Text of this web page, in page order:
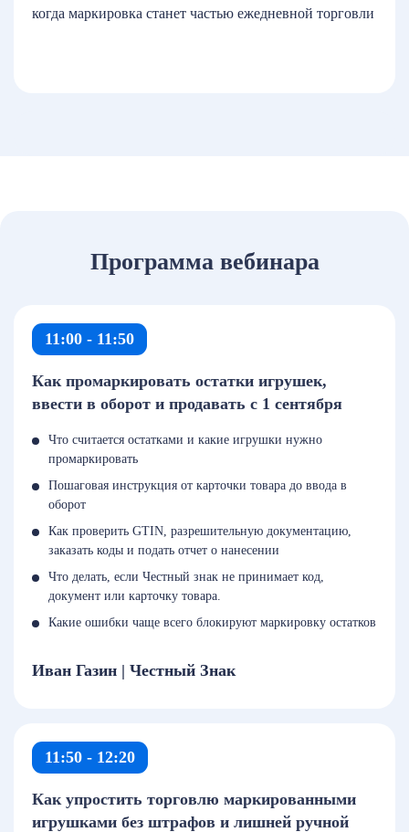
когда маркировка станет частью ежедневной торговли
Программа вебинара
11:00 - 11:50
Как промаркировать остатки игрушек,
ввести в оборот и продавать с 1 сентября
Что считается остатками и какие игрушки нужно
промаркировать
Пошаговая инструкция от карточки товара до ввода в
оборот
Как проверить GTIN, разрешительную документацию,
заказать коды и подать отчет о нанесении
Что делать, если Честный знак не принимает код,
документ или карточку товара.
Какие ошибки чаще всего блокируют маркировку остатков
Иван Газин | Честный Знак
11:50 - 12:20
Как упростить торговлю маркированными
игрушками без штрафов и лишней ручной